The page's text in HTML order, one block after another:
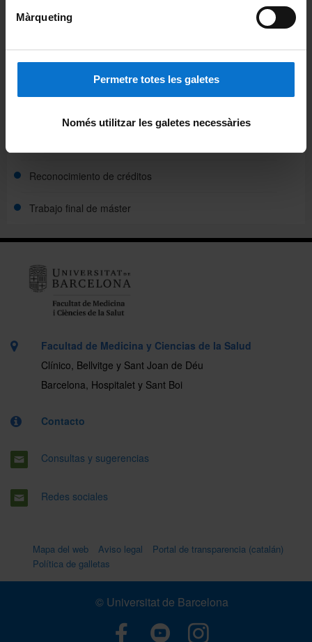
Màrqueting
Permetre totes les galetes
Només utilitzar les galetes necessàries
Horarios de clase
Evaluación
Reconocimiento de créditos
Trabajo final de máster
Facultad de Medicina y Ciencias de la Salud
Clínico, Bellvitge y Sant Joan de Déu
Barcelona, Hospitalet y Sant Boi
Contacto
Consultas y sugerencias
Redes sociales
Mapa del web Aviso legal
Portal de transparencia (catalán)
Política de galletas
© Universitat de Barcelona